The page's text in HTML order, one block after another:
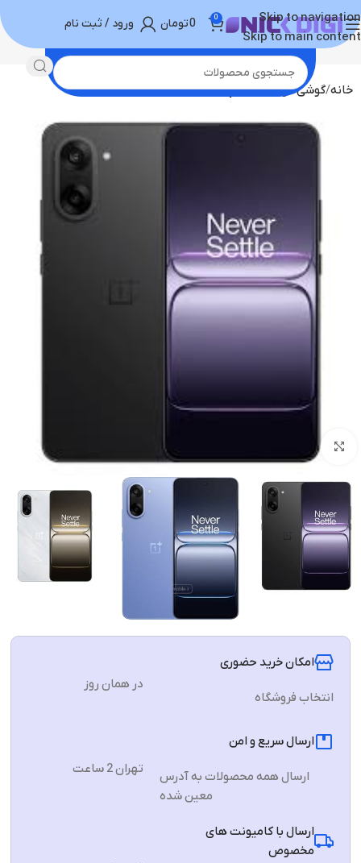
Skip to navigation
Skip to main content
0
0تومان ورود / ثبت نام
خانه گوشی موبایل وان پلاس
برای بزرگنمایی کلیک کنید
امکان خرید حضوری
انتخاب فروشگاه
در همان روز
ارسال سریع و امن
ارسال همه محصولات به آدرس
معین شده
تهران 2 ساعت
ارسال با کامیونت های
مخصوص